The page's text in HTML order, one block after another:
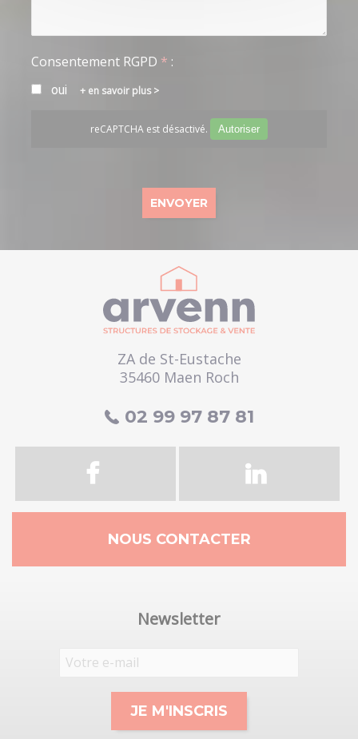
Consentement RGPD * :
oui en savoir plus >
reCAPTCHA est désactivé. Autoriser
ZA de St-Eustache
35460 Maen Roch
02 99 97 87 81
NOUS CONTACTER
Newsletter